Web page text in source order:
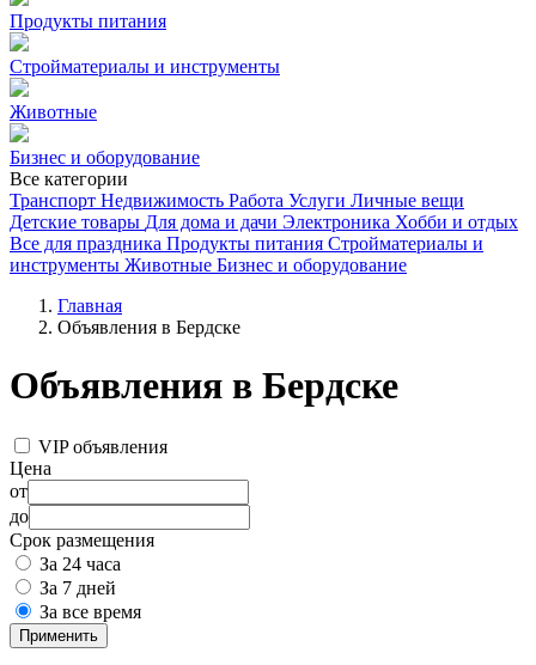
Продукты питания
Стройматериалы и инструменты
Животные
Бизнес и оборудование
Все категории
Транспорт Недвижимость Работа Услуги Личные вещи
Детские товары Для дома и дачи Электроника Хобби и отдых
Все для праздника Продукты питания Стройматериалы и
инструменты Животные Бизнес и оборудование
Главная
Объявления в Бердске
Объявления в Бердске
VIP объявления
Цена
от
до
Срок размещения
За 24 часа
За 7 дней
За все время
Применить